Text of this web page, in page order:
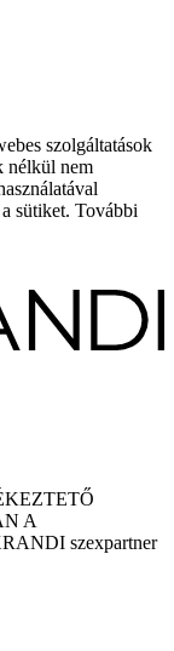
szolgáltatások
nélkül nem
sütiket. További
A
szexpartner